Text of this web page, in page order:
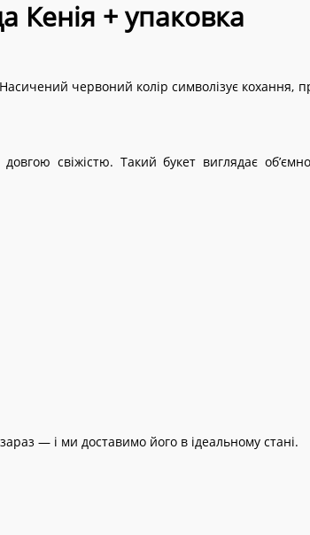
Кенія + упаковка
червоний колір символізує кохання,
свіжістю. Такий букет виглядає
— і ми доставимо його в ідеальному стані.